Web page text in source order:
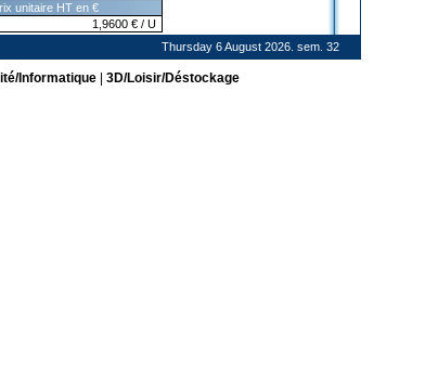
unitaire HT en €
1,9600 € / U
Thursday 6 August 2026. sem. 32
Informatique| 3D/Loisir/Déstockage